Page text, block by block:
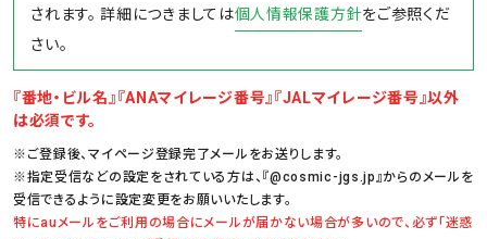
されます。詳細につきましては個人情報保護方針をご参照くだ
さい。
『番地・ビル名』『ANAマイレージ番号』『JALマイレージ番号』以外
は必須です。
※ご登録後、マイページ登録完了メールをお送りします。
※指定受信などの設定をされている方は、『@cosmic-jgs.jp』からのメールを
受信できるように設定変更をお願いいたします。
特にauメールをご利用の場合にメールが届かない場合が多いので、必ず「迷惑